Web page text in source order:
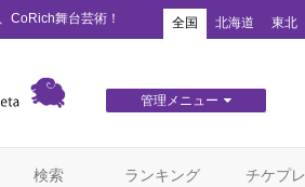
CoRich舞台芸術！ 全国 北海道 東北
管理メニュー
検索 ランキング チケプレ